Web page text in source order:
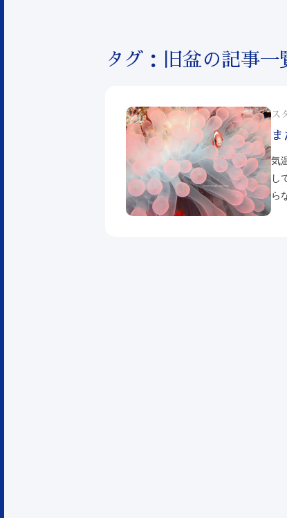
タグ：旧盆の記事一
ス
気
し
ら